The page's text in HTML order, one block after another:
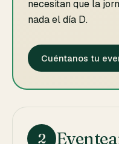
necesitan que la
nada el día D.
Cuéntanos tu
2